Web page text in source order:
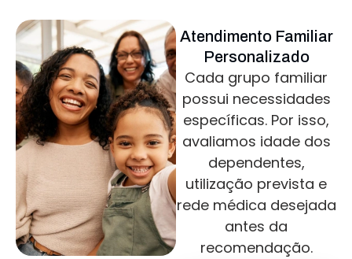
Atendimento Familiar
Personalizado
Cada grupo familiar
possui necessidades
específicas. Por isso,
avaliamos idade dos
dependentes,
utilização prevista e
rede médica desejada
antes da
recomendação.